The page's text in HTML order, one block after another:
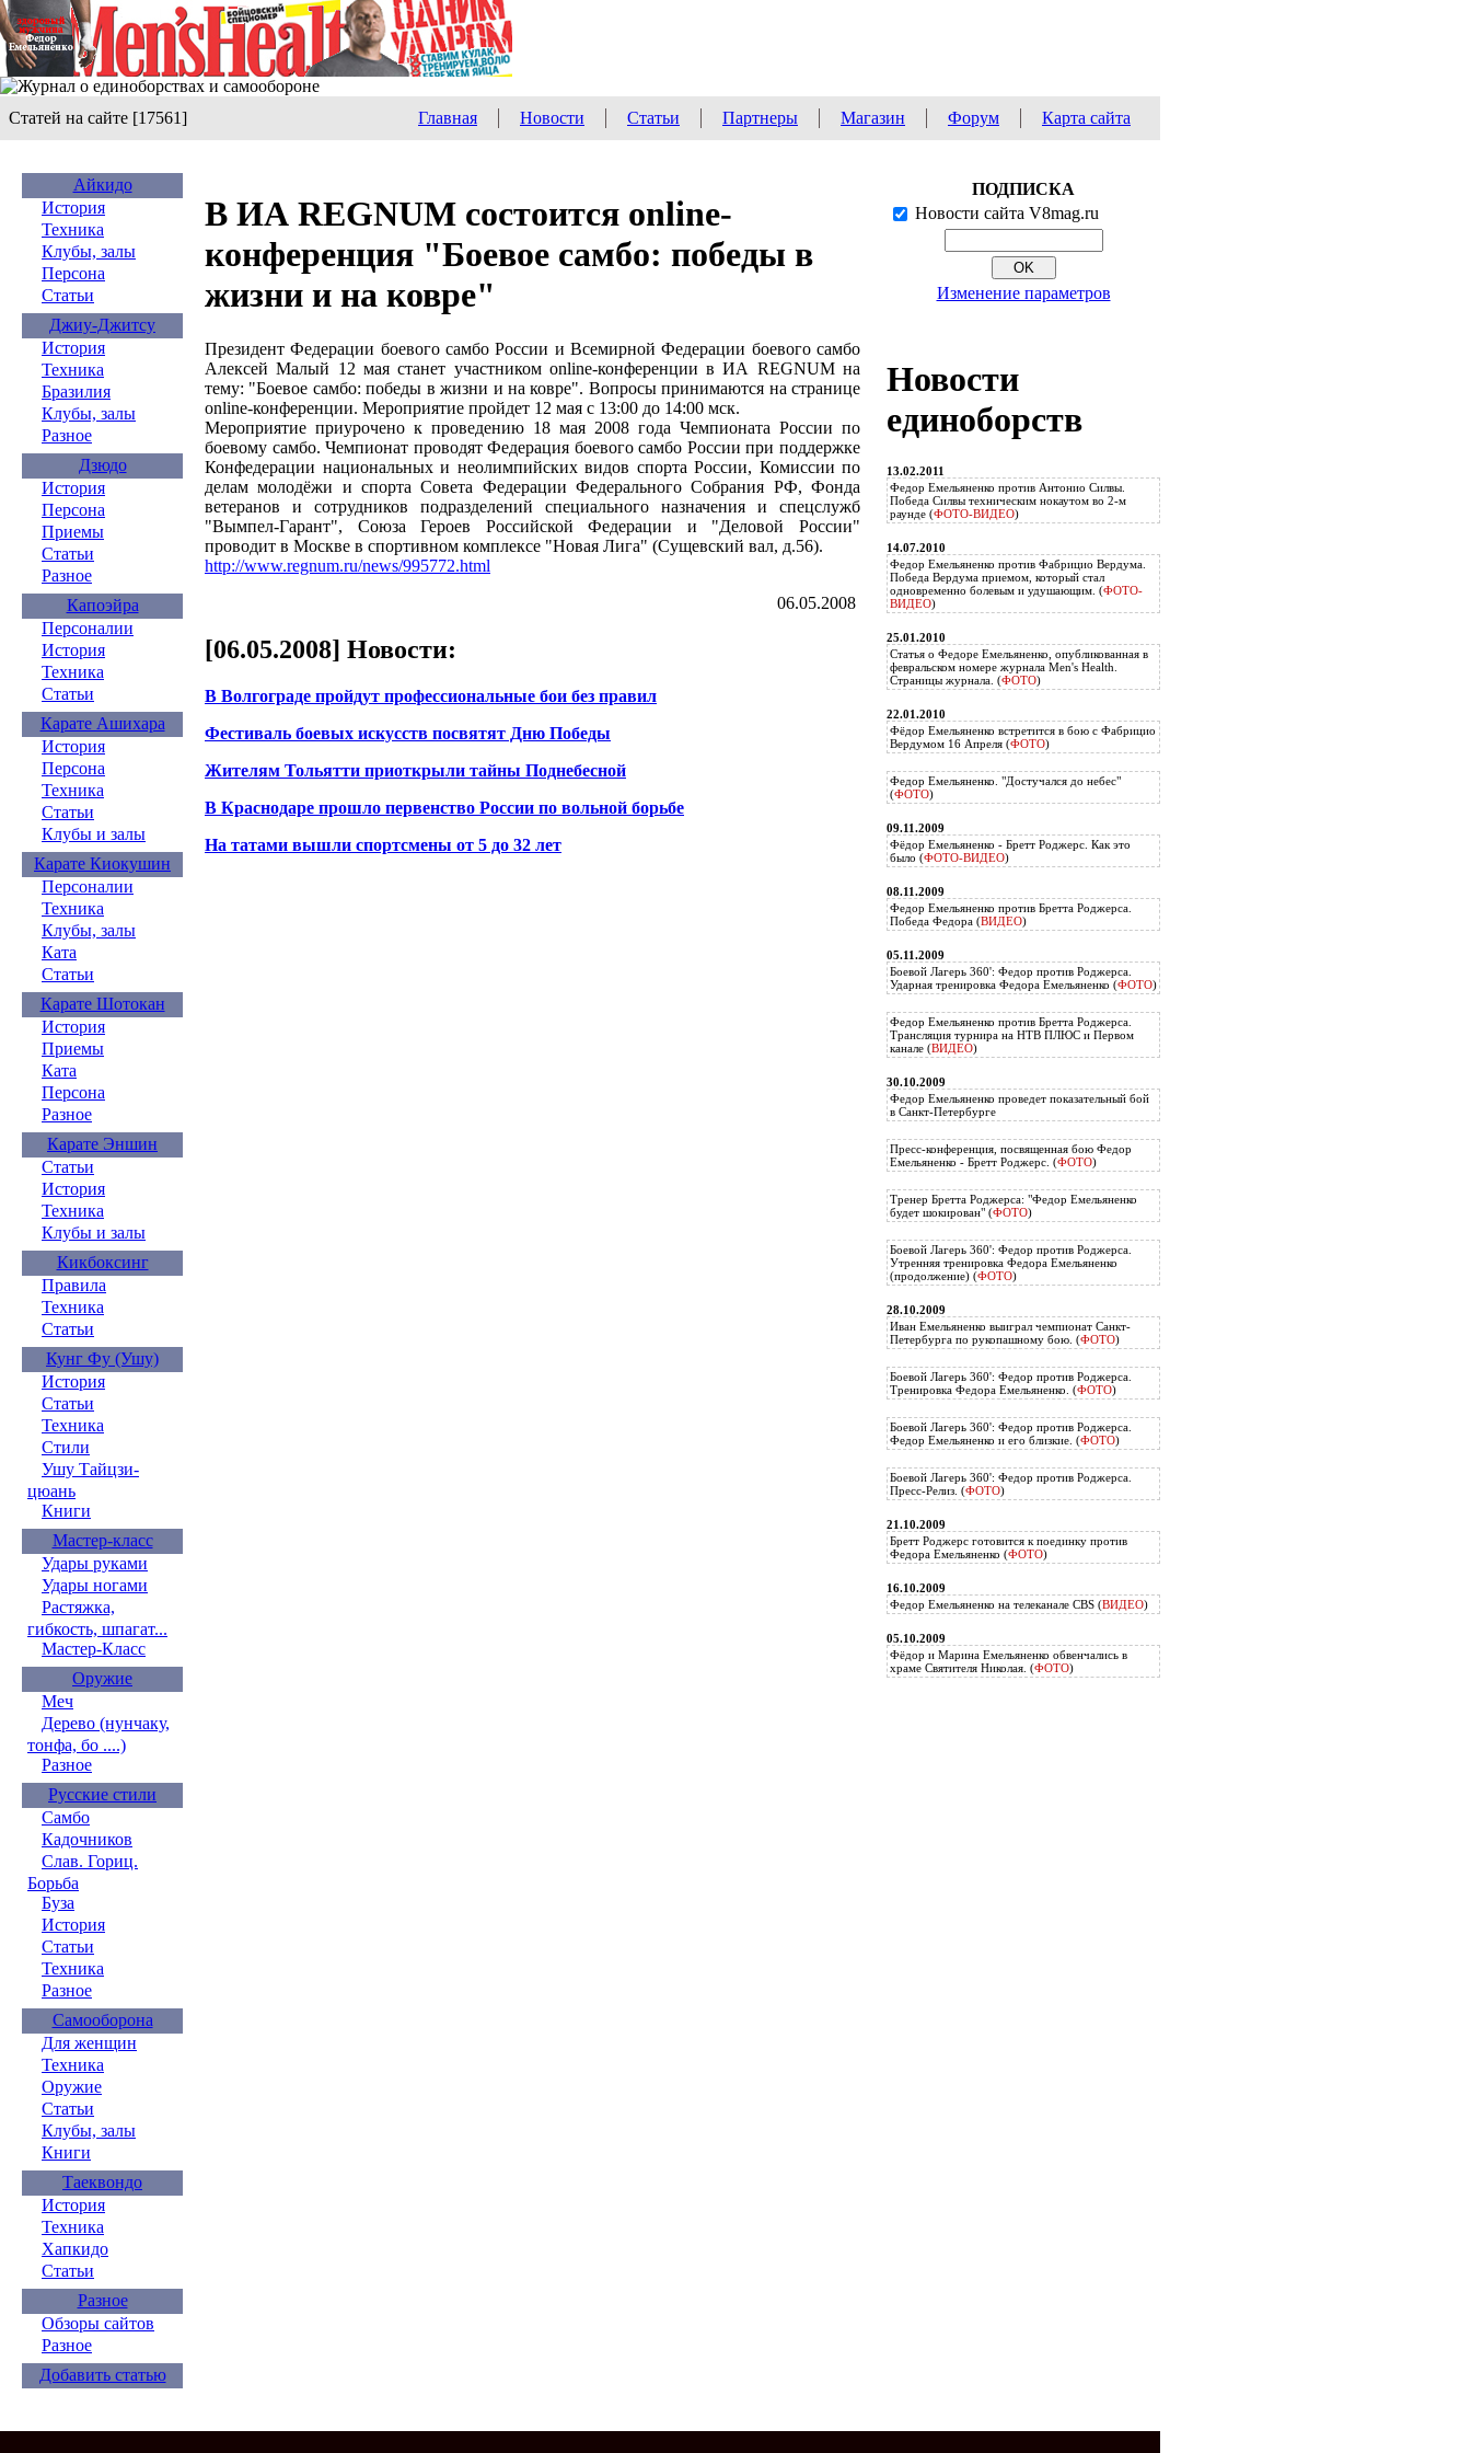
Статей на сайте [17561] Главная Новости Статьи Партнеры Магазин Форум Карта сайта
Айкидо
История
Техника
Клубы, залы
Персона
Статьи
Джиу-Джитсу
История
Техника
Бразилия
Клубы, залы
Разное
Дзюдо
История
Персона
Приемы
Статьи
Разное
Капоэйра
Персоналии
История
Техника
Статьи
Карате Ашихара
История
Персона
Техника
Статьи
Клубы и залы
Карате Киокушин
Персоналии
Техника
Клубы, залы
Ката
Статьи
Карате Шотокан
История
Приемы
Ката
Персона
Разное
Карате Эншин
Статьи
История
Техника
Клубы и залы
Кикбоксинг
Правила
Техника
Статьи
Кунг Фу (Ушу)
История
Статьи
Техника
Стили
Ушу Тайцзи-
цюань
Книги
Мастер-класс
Удары руками
Удары ногами
Растяжка,
гибкость, шпагат...
Мастер-Класс
Оружие
Меч
Дерево (нунчаку,
тонфа, бо ....)
Разное
Русские стили
Самбо
Кадочников
Слав. Гориц.
Борьба
Буза
История
Статьи
Техника
Разное
Самооборона
Для женщин
Техника
Оружие
Статьи
Клубы, залы
Книги
Таеквондо
История
Техника
Хапкидо
Статьи
Разное
Обзоры сайтов
Разное
Добавить статью
В ИА REGNUM cостоится online-
конференция "Боевое самбо: победы в
жизни и на ковре"
Президент Федерации боевого самбо России и Всемирной Федерации боевого самбо
Алексей Малый 12 мая станет участником online-конференции в ИА REGNUM на
тему: "Боевое самбо: победы в жизни и на ковре". Вопросы принимаются на странице
online-конференции. Мероприятие пройдет 12 мая с 13:00 до 14:00 мск.
Мероприятие приурочено к проведению 18 мая 2008 года Чемпионата России по
боевому самбо. Чемпионат проводят Федерация боевого самбо России при поддержке
Конфедерации национальных и неолимпийских видов спорта России, Комиссии по
делам молодёжи и спорта Совета Федерации Федерального Собрания РФ, Фонда
ветеранов и сотрудников подразделений специального назначения и спецслужб
"Вымпел-Гарант", Союза Героев Российской Федерации и "Деловой России"
проводит в Москве в спортивном комплексе "Новая Лига" (Сущевский вал, д.56).
http://www.regnum.ru/news/995772.html
06.05.2008
[06.05.2008] Новости:
В Волгограде пройдут профессиональные бои без правил
Фестиваль боевых искусств посвятят Дню Победы
Жителям Тольятти приоткрыли тайны Поднебесной
В Краснодаре прошло первенство России по вольной борьбе
На татами вышли спортсмены от 5 до 32 лет
ПОДПИСКА
Новости сайта V8mag.ru
Изменение параметров
Новости
единоборств
13.02.2011
Федор Емельяненко против Антонио Силвы.
Победа Силвы техническим нокаутом во 2-м
раунде (ФОТО-ВИДЕО)
14.07.2010
Федор Емельяненко против Фабрицио Вердума.
Победа Вердума приемом, который стал
одновременно болевым и удушающим. (ФОТО-
ВИДЕО)
25.01.2010
Статья о Федоре Емельяненко, опубликованная в
февральском номере журнала Men's Health.
Страницы журнала. (ФОТО)
22.01.2010
Фёдор Емельяненко встретится в бою с Фабрицио
Вердумом 16 Апреля (ФОТО)
Федор Емельяненко. "Достучался до небес"
(ФОТО)
09.11.2009
Фёдор Емельяненко - Бретт Роджерс. Как это
было (ФОТО-ВИДЕО)
08.11.2009
Федор Емельяненко против Бретта Роджерса.
Победа Федора (ВИДЕО)
05.11.2009
Боевой Лагерь 360': Федор против Роджерса.
Ударная тренировка Федора Емельяненко (ФОТО)
Федор Емельяненко против Бретта Роджерса.
Трансляция турнира на НТВ ПЛЮС и Первом
канале (ВИДЕО)
30.10.2009
Федор Емельяненко проведет показательный бой
в Санкт-Петербурге
Пресс-конференция, посвященная бою Федор
Емельяненко - Бретт Роджерс. (ФОТО)
Тренер Бретта Роджерса: "Федор Емельяненко
будет шокирован" (ФОТО)
Боевой Лагерь 360': Федор против Роджерса.
Утренняя тренировка Федора Емельяненко
(продолжение) (ФОТО)
28.10.2009
Иван Емельяненко выиграл чемпионат Санкт-
Петербурга по рукопашному бою. (ФОТО)
Боевой Лагерь 360': Федор против Роджерса.
Тренировка Федора Емельяненко. (ФОТО)
Боевой Лагерь 360': Федор против Роджерса.
Федор Емельяненко и его близкие. (ФОТО)
Боевой Лагерь 360': Федор против Роджерса.
Пресс-Релиз. (ФОТО)
21.10.2009
Бретт Роджерс готовится к поединку против
Федора Емельяненко (ФОТО)
16.10.2009
Федор Емельяненко на телеканале CBS (ВИДЕО)
05.10.2009
Фёдор и Марина Емельяненко обвенчались в
храме Святителя Николая. (ФОТО)